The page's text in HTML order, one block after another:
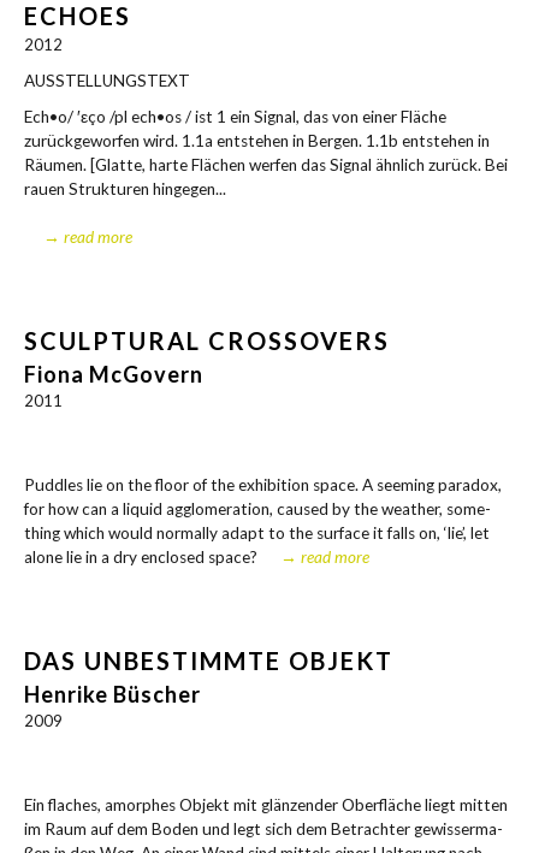
ECHOES
2012
AUSSTELLUNGSTEXT
Ech•o/ ′εço /pl ech•os / ist 1 ein Signal, das von einer Fläche
zurückgeworfen wird. 1.1a entstehen in Bergen. 1.1b entstehen in
Räumen. [Glatte, harte Flächen werfen das Signal ähnlich zurück. Bei
rauen Strukturen hingegen...
→ read more
SCULPTURAL CROSSOVERS
Fiona McGovern
2011
Pudd­les lie on the flo­or of the exhi­bi­ti­on space. A see­ming para­dox,
for how can a liquid agglo­me­ra­ti­on, cau­sed by the wea­ther, some­
thing which would nor­mal­ly adapt to the sur­face it falls on, ‘lie’, let
alo­ne lie in a dry enc­lo­sed space?
→ read more
DAS UNBESTIMMTE OBJEKT
Henrike Büscher
2009
Ein fla­ches, amor­phes Objekt mit glän­zen­der Ober­flä­che liegt mit­ten
im Raum auf dem Boden und legt sich dem Betrach­ter gewis­ser­ma­